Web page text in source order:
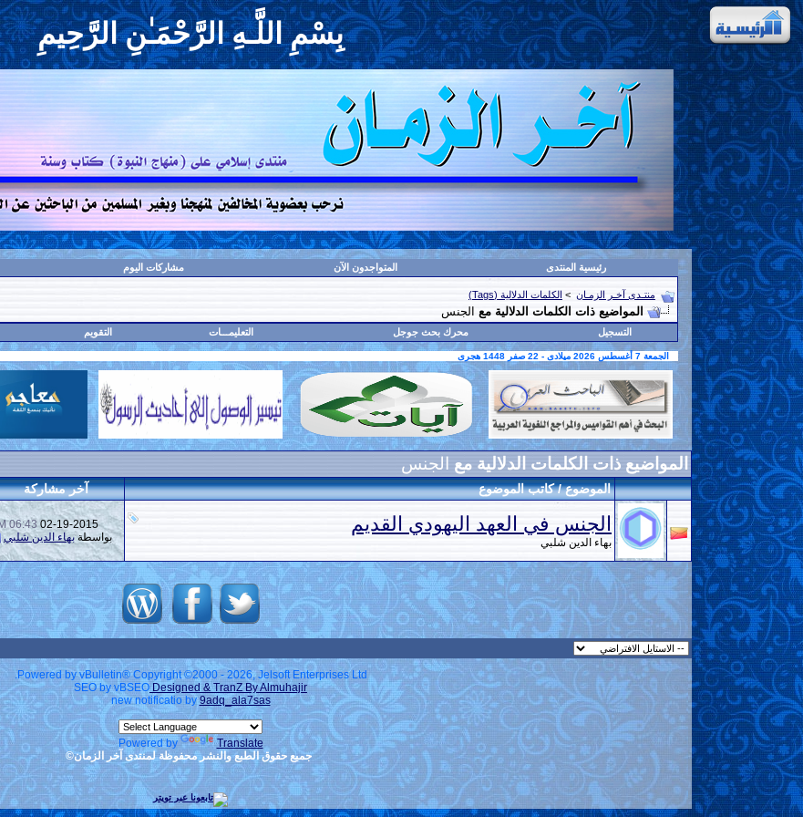
بِسْمِ اللَّـهِ الرَّحْمَـٰنِ الرَّحِيمِ
رئيسية المنتدى المتواجدون الآن مشاركات اليوم
منتـدى آخـر الزمـان > الكلمات الدلالية (Tags)
المواضيع ذات الكلمات الدلالية مع الجنس
التسجيل محرك بحث جوجل التعليمـــات التقويم
الجمعة 7 أغسطس 2026 ميلادى - 22 صفر 1448 هجرى
المواضيع ذات الكلمات الدلالية مع الجنس
الموضوع / كاتب الموضوع آخر مشاركة
الجنس في العهد اليهودي القديم
بهاء الدين شلبي
02-19-2015
06:43 PM
بواسطةبهاء الدين شلبي
Powered by vBulletin® Copyright ©2000 - 2026, Jelsoft Enterprises Ltd.
SEO by vBSEODesigned & TranZ By Almuhajir
new notificatio by9adq_ala7sas
Powered by
Translate
جميع حقوق الطبع والنشر محفوظة لمنتدى آخر الزمان©